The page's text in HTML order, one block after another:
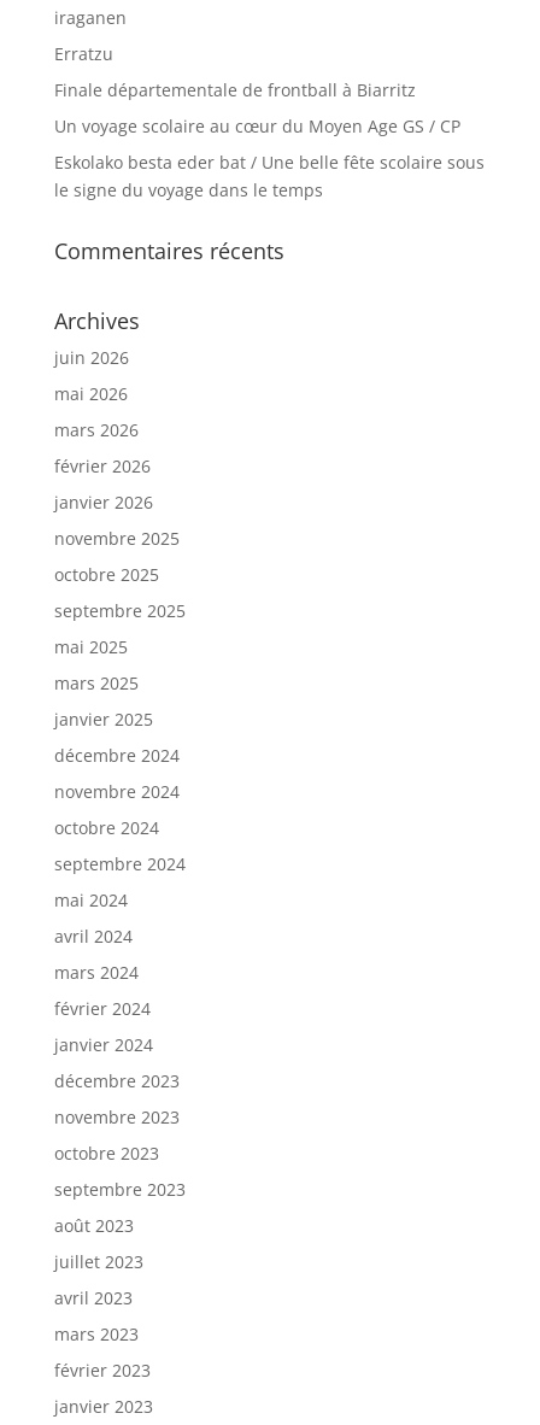
iraganen
Erratzu
Finale départementale de frontball à Biarritz
Un voyage scolaire au cœur du Moyen Age GS / CP
Eskolako besta eder bat / Une belle fête scolaire sous
le signe du voyage dans le temps
Commentaires récents
Archives
juin 2026
mai 2026
mars 2026
février 2026
janvier 2026
novembre 2025
octobre 2025
septembre 2025
mai 2025
mars 2025
janvier 2025
décembre 2024
novembre 2024
octobre 2024
septembre 2024
mai 2024
avril 2024
mars 2024
février 2024
janvier 2024
décembre 2023
novembre 2023
octobre 2023
septembre 2023
août 2023
juillet 2023
avril 2023
mars 2023
février 2023
janvier 2023